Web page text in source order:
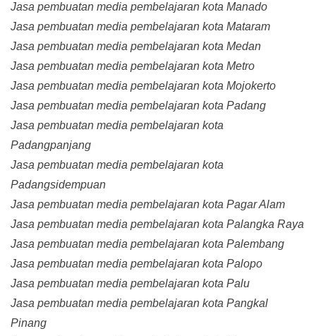
Jasa pembuatan media pembelajaran kota Manado
Jasa pembuatan media pembelajaran kota Mataram
Jasa pembuatan media pembelajaran kota Medan
Jasa pembuatan media pembelajaran kota Metro
Jasa pembuatan media pembelajaran kota Mojokerto
Jasa pembuatan media pembelajaran kota Padang
Jasa pembuatan media pembelajaran kota
Padangpanjang
Jasa pembuatan media pembelajaran kota
Padangsidempuan
Jasa pembuatan media pembelajaran kota Pagar Alam
Jasa pembuatan media pembelajaran kota Palangka Raya
Jasa pembuatan media pembelajaran kota Palembang
Jasa pembuatan media pembelajaran kota Palopo
Jasa pembuatan media pembelajaran kota Palu
Jasa pembuatan media pembelajaran kota Pangkal
Pinang